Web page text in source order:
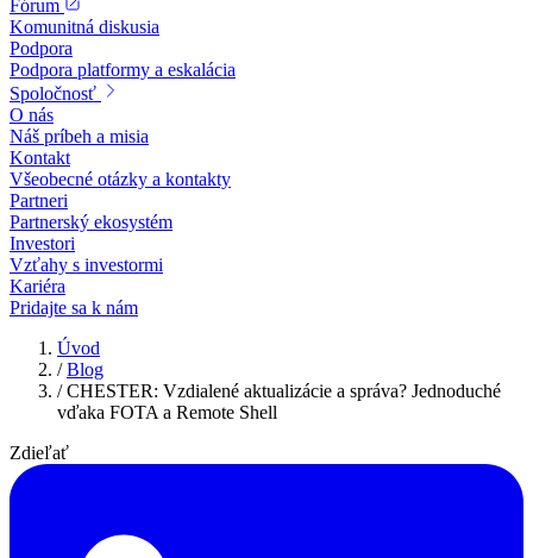
Fórum
Komunitná diskusia
Podpora
Podpora platformy a eskalácia
Spoločnosť
O nás
Náš príbeh a misia
Kontakt
Všeobecné otázky a kontakty
Partneri
Partnerský ekosystém
Investori
Vzťahy s investormi
Kariéra
Pridajte sa k nám
Úvod
/ Blog
/ CHESTER: Vzdialené aktualizácie a správa? Jednoduché
vďaka FOTA a Remote Shell
Zdieľať